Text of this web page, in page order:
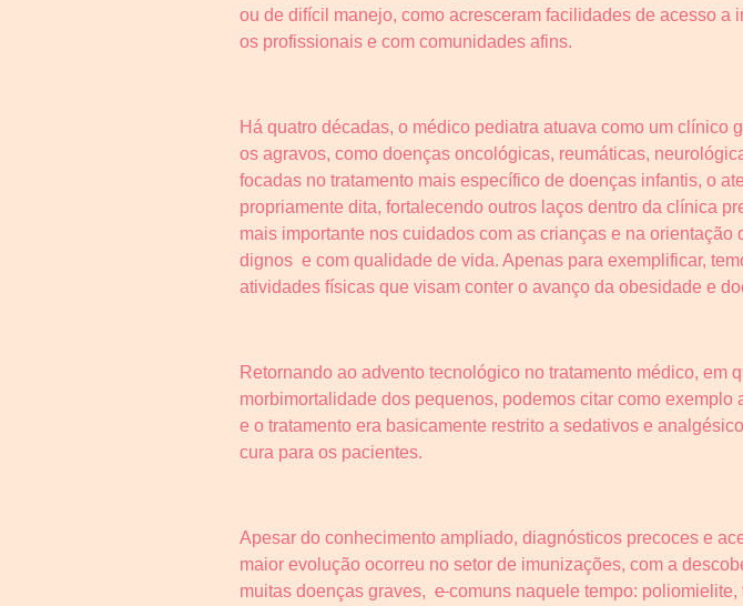
ou de difícil manejo, como acresceram facilidades de acesso
os profissionais e com comunidades afins.
Há quatro décadas, o médico pediatra atuava como um
os agravos, como doenças oncológicas, reumáticas,
focadas no tratamento mais específico de doenças infantis, o
propriamente dita, fortalecendo outros laços dentro da clínica
mais importante nos cuidados com as crianças e na
dignos e com qualidade de vida. Apenas para exemplificar,
atividades físicas que visam conter o avanço da obesidade e
Retornando ao advento tecnológico no tratamento médico, em
morbimortalidade dos pequenos, podemos citar como
e o tratamento era basicamente restrito a sedativos e
cura para os pacientes.
Apesar do conhecimento ampliado, diagnósticos precoces e
maior evolução ocorreu no setor de imunizações, com a
muitas doenças graves, ecomuns naquele tempo: